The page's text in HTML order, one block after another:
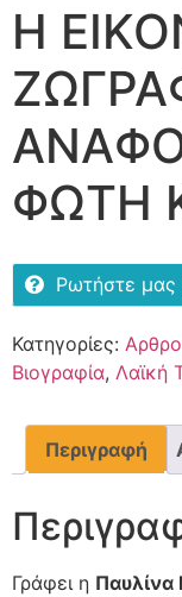
Η
ΦΩΤΗ
Ρωτήστε μας
Κατηγορίες:
Βιογραφία, Λαϊκή
Περιγραφή
Γράφει η